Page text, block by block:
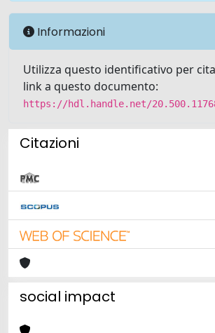
Informazioni
Utilizza questo identificativo per
link a questo documento:
https://hdl.handle.net/
Citazioni
social impact